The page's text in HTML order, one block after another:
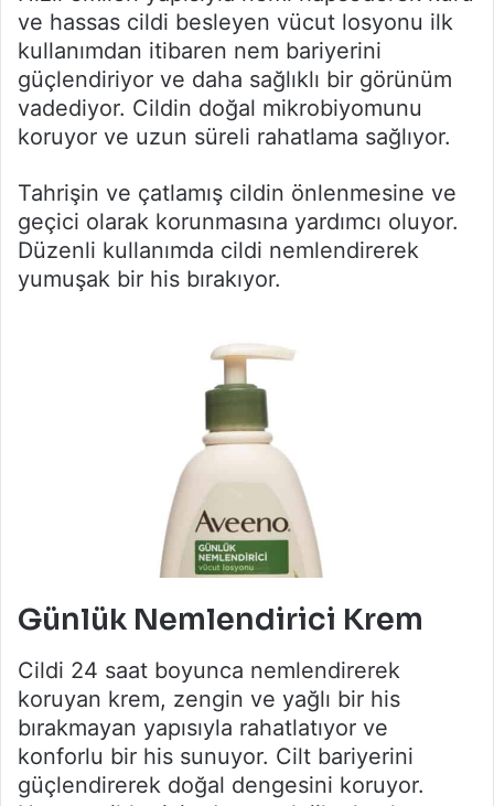
ve hassas cildi besleyen vücut losyonu ilk
kullanımdan itibaren nem bariyerini
güçlendiriyor ve daha sağlıklı bir görünüm
vadediyor. Cildin doğal mikrobiyomunu
koruyor ve uzun süreli rahatlama sağlıyor.
Tahrişin ve çatlamış cildin önlenmesine ve
geçici olarak korunmasına yardımcı oluyor.
Düzenli kullanımda cildi nemlendirerek
yumuşak bir his bırakıyor.
Günlük Nemlendirici Krem
Cildi 24 saat boyunca nemlendirerek
koruyan krem, zengin ve yağlı bir his
bırakmayan yapısıyla rahatlatıyor ve
konforlu bir his sunuyor. Cilt bariyerini
güçlendirerek doğal dengesini koruyor.